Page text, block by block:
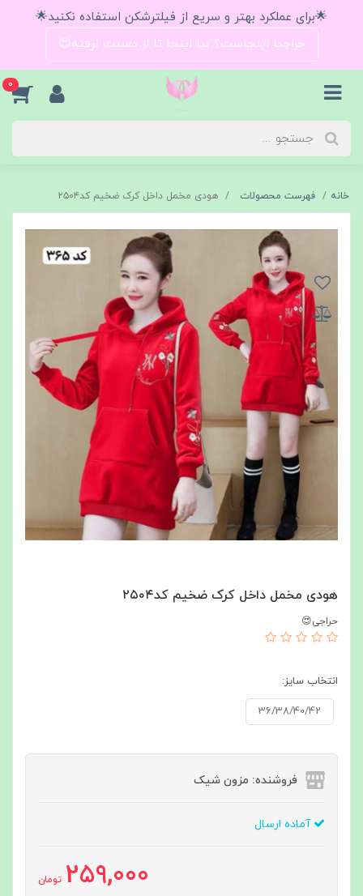
🌟برای عملکرد بهتر و سریع از فیلترشکن استفاده نکنید🌟
حراجیا اینجاست؟ بیا اینجا تا از دستت نرفته😍
0
خانه فهرست محصولات هودی مخمل داخل کرک ضخیم کد۲۵۰۴
هودی مخمل داخل کرک ضخیم کد۲۵۰۴
حراجی😍
انتخاب سایز:
36/38/40/42
فروشنده: مزون شیک
آماده ارسال
259,000 تومان